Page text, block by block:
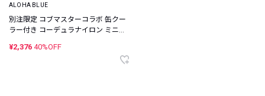
ALOHA BLUE
別注限定 コブマスターコラボ 缶クー
ラー付き コーデュラナイロン ミニウ
¥2,376 40%OFF